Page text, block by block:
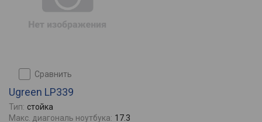
сравнить
Ugreen LP339
Тип: стойка
Макс. диагональ ноутбука: 17.3